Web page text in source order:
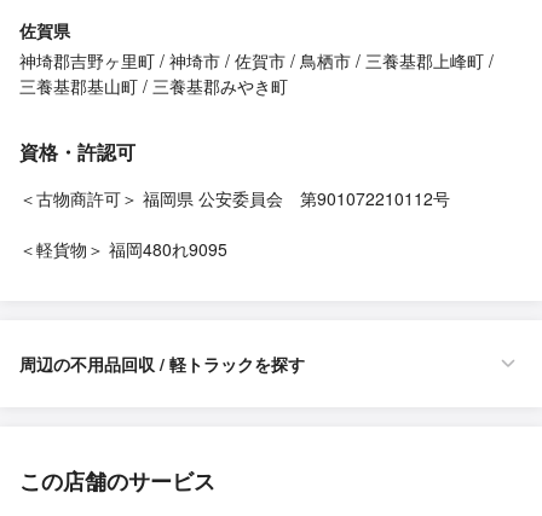
佐賀県
神埼郡吉野ヶ里町 神埼市 佐賀市 鳥栖市 三養基郡上峰町
三養基郡基山町 三養基郡みやき町
資格・許認可
＜古物商許可＞ 福岡県 公安委員会 第901072210112号
＜軽貨物＞ 福岡480れ9095
周辺の不用品回収 / 軽トラックを探す
この店舗のサービス